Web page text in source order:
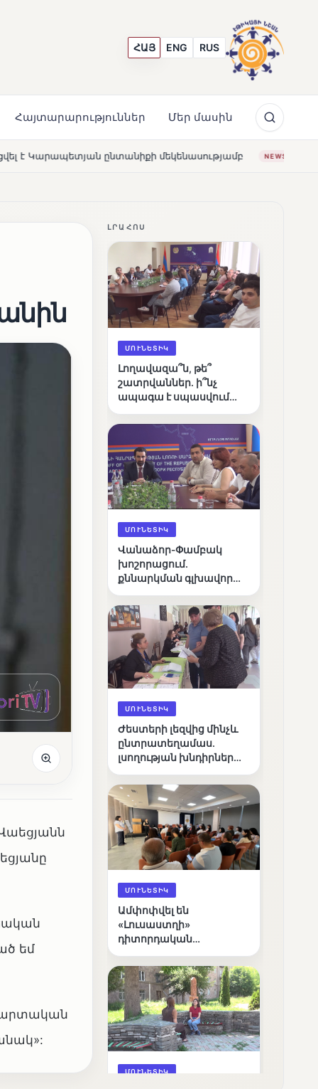
ՀԱՅ ENG RUS
Հայտարարություններ Մեր մասին
մեկենասությամբ NEWS Լողավազա՞ն, թե՞
եմ
ԼՐԱՀՈՍ
ՄՈՒՆԵՏԻԿ
Լողավազա՞ն, թե՞
շատրվաններ. ի՞նչ
ապագա է սպասվում
լճին
ՄՈՒՆԵՏԻԿ
Վանաձոր-Փամբակ
խոշորացում.
քննարկման գլխավոր
կառավարո՞ւմ, թե՞
քաղաքական նպատակ
ՄՈՒՆԵՏԻԿ
Ժեստերի լեզվից մինչև
ընտրատեղամաս.
լսողության խնդիրներ
ճանապարհը
ՄՈՒՆԵՏԻԿ
Ամփոփվել են
«Լուսաստղի»
դիտորդական
արդյունքները
ՄՈՒՆԵՏԻԿ